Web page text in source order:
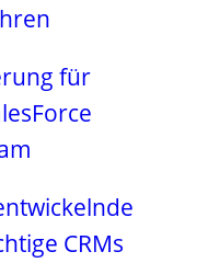
für
CRMs